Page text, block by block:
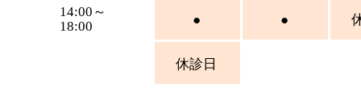
14:00～
18:00
● ●
休診日